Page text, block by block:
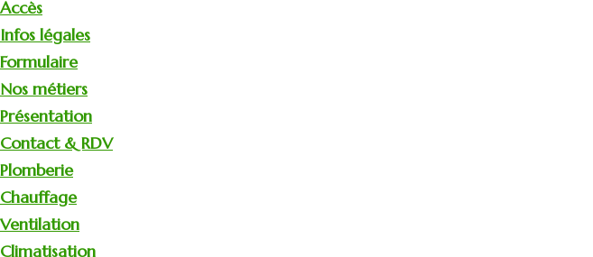
Accès
Infos légales
Formulaire
Nos métiers
Présentation
Contact & RDV
Plomberie
Chauffage
Ventilation
Climatisation